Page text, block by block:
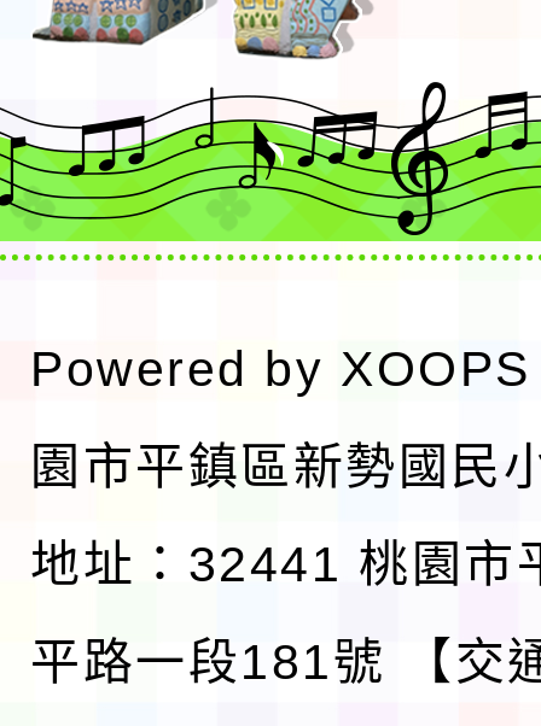
Powered by XOOPS
園市平鎮區新勢國民
地址：32441 桃園市
平路一段181號
【交